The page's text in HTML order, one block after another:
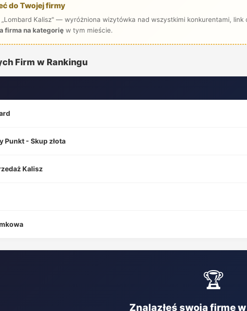
do Twojej firmy
Kalisz" — wyróżniona wizytówka nad wszystkimi konkurentami, link
firma na kategorięw tym mieście.
Firm w Rankingu
Punkt - Skup złota
Kalisz
🏆
Znalazłeś swoją firmę